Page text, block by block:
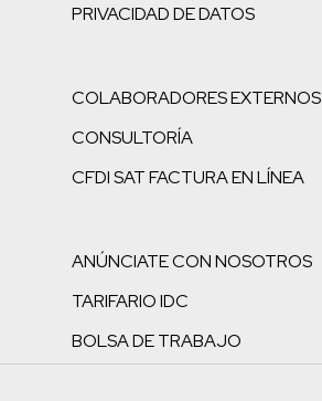
PRIVACIDAD DE DATOS
COLABORADORES EXTERNOS
CONSULTORÍA
CFDI SAT FACTURA EN LÍNEA
ANÚNCIATE CON NOSOTROS
TARIFARIO IDC
BOLSA DE TRABAJO